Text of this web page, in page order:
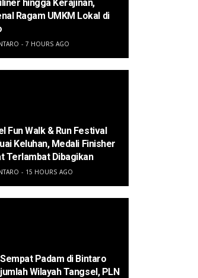
hingga Kerajinan,
Ragam UMKM Lokal di
7 HOURS AGO
Fun Walk & Run Festival
Keluhan, Medali Finisher
Terlambat Dibagikan
15 HOURS AGO
Padam di Bintaro
Wilayah Tangsel, PLN